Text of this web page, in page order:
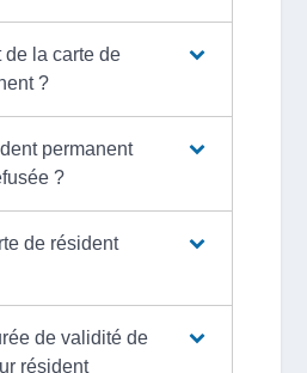
de la carte de
?
permanent
?
de résident
de validité de
résident